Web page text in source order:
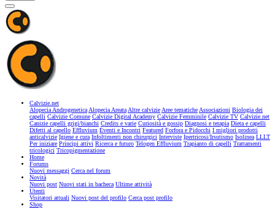
Calvizie.net
Alopecia AndrogeneticaAlopecia AreataAltre calvizieAree tematicheAssociazioni Biologia dei
capelli Calvizie Comune Calvizie Digital Academy Calvizie Femminile Calvizie TV Calvizie.net
Canizie capelli grigi/bianchi Credits e varie Curiosità e gossip Diagnosi e terapia Dieta e capelli
Difetti al capello Effluvium Eventi e Incontri Featured Forfora e Pidocchi I migliori prodotti
anticalvizie Igiene e cura Infoltimenti non chirurgici Interviste Ipertricosi/Irsutismo Isolinea LLLT
Per iniziare Principi attivi Ricerca e futuro Telogen Effluvium Trapianto di capelli Trattamenti
tricologici Tricopigmentazione
Home
Forums
Nuovi messaggi Cerca nel forum
Novità
Nuovi post Nuovi stati in bacheca Ultime attività
Utenti
Visitatori attuali Nuovi post del profilo Cerca post profilo
Shop